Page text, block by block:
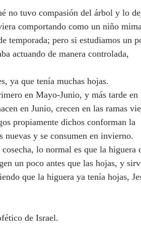
no tuvo compasión del árbol y lo
comportando como un niño
temporada; pero si estudiamos un
actuando de manera controlada,
ya que tenía muchas hojas.
en Junio, crecen en las ramas
propiamente dichos conforman la
nuevas y se consumen en invierno.
lo normal es que la higuera
un poco antes que las hojas, y
que la higuera ya tenía hojas,
de Israel.